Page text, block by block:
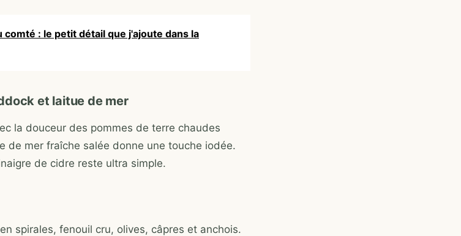
comté : le petit détail que j'ajoute dans la
et laitue de mer
la douceur des pommes de terre chaudes
de mer fraîche salée donne une touche iodée.
de cidre reste ultra simple.
spirales, fenouil cru, olives, câpres et anchois.